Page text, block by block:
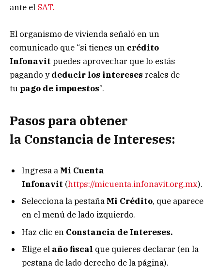
ante el SAT.
El organismo de vivienda señaló en un
comunicado que “si tienes un crédito
Infonavit puedes aprovechar que lo estás
pagando ydeducir los intereses reales de
tu pago de impuestos”.
Pasos para obtener
la Constancia de Intereses:
Ingresa a Mi Cuenta
Infonavit (https://micuenta.infonavit.org.mx).
Selecciona la pestaña Mi Crédito, que aparece
en el menú de lado izquierdo.
Haz clic en Constancia de Intereses.
Elige el año fiscal que quieres declarar (en la
pestaña de lado derecho de la página).